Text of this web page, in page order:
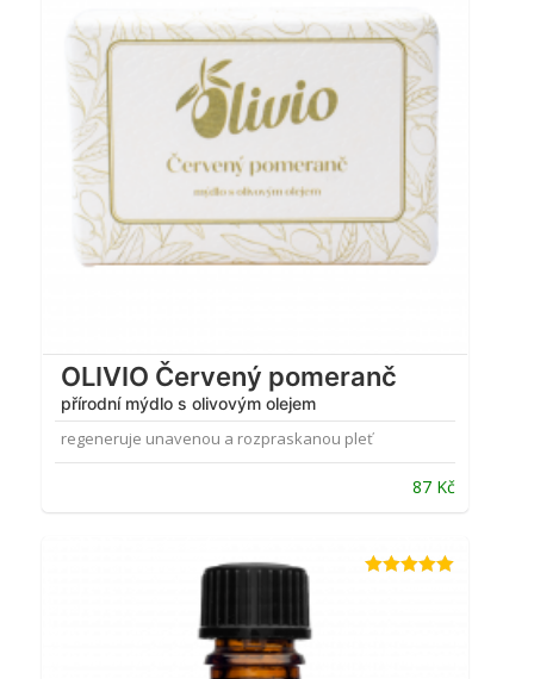
OLIVIO Červený pomeranč
přírodní mýdlo s olivovým olejem
regeneruje unavenou a rozpraskanou pleť
87 Kč